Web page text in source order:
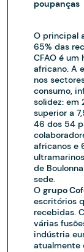
poupanças
O principal
65% das
CFAO é
africano. A
nos
consumo,
solidez: em
superior a
46 dos 54
africanos e
de
sede.
Ogrupo
escritórios
recebidas.
várias
indústria
atualmente